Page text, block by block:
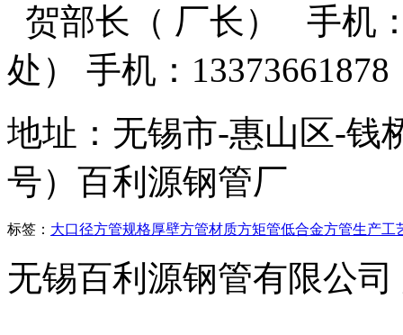
贺部长（ 厂长） 手机
处） 手机：
地址：无锡市-惠山区-钱
号）百利源钢管厂
标签： 大口径方管规格厚壁方管材质方矩管低合金方管生产工
无锡百利源钢管有限公